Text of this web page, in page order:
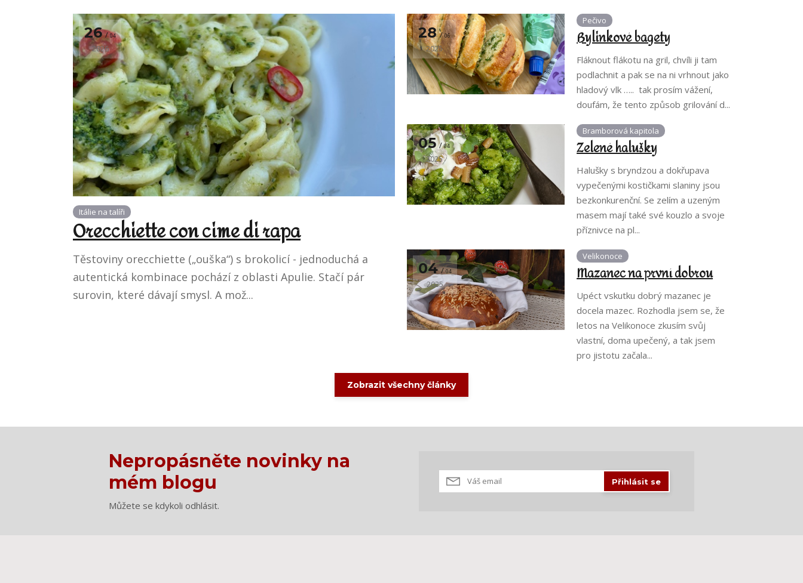
26 04
2026
Itálie na talíři
Orecchiette con cime di rapa
Těstoviny orecchiette („ouška“) s brokolicí - jednoduchá a
autentická kombinace pochází z oblasti Apulie. Stačí pár
surovin, které dávají smysl. A mož...
28 06
2025
Pečivo
Bylinkové bagety
Fláknout flákotu na gril, chvíli ji tam
podlachnit a pak se na ni vrhnout jako
hladový vlk ….. tak prosím vážení,
doufám, že tento způsob grilování d...
05 04
2025
Bramborová kapitola
Zelené halušky
Halušky s bryndzou a dokřupava
vypečenými kostičkami slaniny jsou
bezkonkurenční. Se zelím a uzeným
masem mají také své kouzlo a svoje
příznivce na pl...
04 04
2025
Velikonoce
Mazanec na první dobrou
Upéct vskutku dobrý mazanec je
docela mazec. Rozhodla jsem se, že
letos na Velikonoce zkusím svůj
vlastní, doma upečený, a tak jsem
pro jistotu začala...
Zobrazit všechny články
Nepropásněte novinky na
mém blogu
Můžete se kdykoli odhlásit.
Přihlásit se